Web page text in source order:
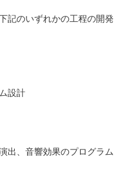
記のいずれかの工程の開発
設計
出、音響効果のプログラム